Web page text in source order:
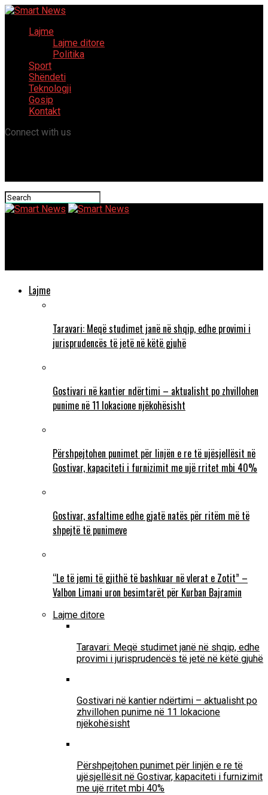
Lajme
Lajme ditore
Politika
Sport
Shëndeti
Teknologji
Gosip
Kontakt
Connect with us
Lajme
Taravari: Meqë studimet janë në shqip, edhe provimi i
jurisprudencës të jetë në këtë gjuhë
Gostivari në kantier ndërtimi – aktualisht po zhvillohen
punime në 11 lokacione njëkohësisht
Përshpejtohen punimet për linjën e re të ujësjellësit në
Gostivar, kapaciteti i furnizimit me ujë rritet mbi 40%
Gostivar, asfaltime edhe gjatë natës për ritëm më të
shpejtë të punimeve
“Le të jemi të gjithë të bashkuar në vlerat e Zotit” –
Valbon Limani uron besimtarët për Kurban Bajramin
Lajme ditore
Taravari: Meqë studimet janë në shqip, edhe
provimi i jurisprudencës të jetë në këtë gjuhë
Gostivari në kantier ndërtimi – aktualisht po
zhvillohen punime në 11 lokacione
njëkohësisht
Përshpejtohen punimet për linjën e re të
ujësjellësit në Gostivar, kapaciteti i furnizimit
me ujë rritet mbi 40%